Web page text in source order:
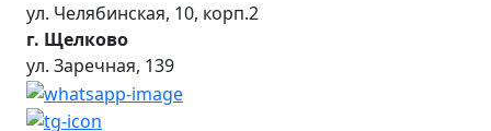
ул. Челябинская, 10, корп.2
г. Щелково
ул. Заречная, 139